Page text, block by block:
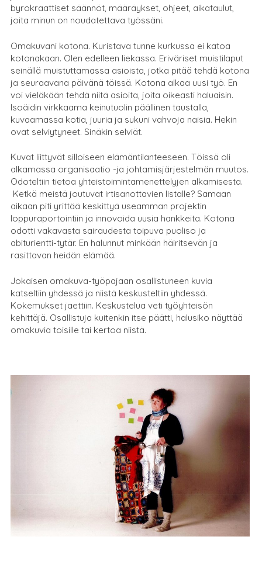
byrokraattiset säännöt, määräykset, ohjeet, aikataulut,
joita minun on noudatettava työssäni.
Omakuvani kotona. Kuristava tunne kurkussa ei katoa
kotonakaan. Olen edelleen liekassa. Eriväriset muistilaput
seinällä muistuttamassa asioista, jotka pitää tehdä kotona
ja seuraavana päivänä töissä. Kotona alkaa uusi työ. En
voi vieläkään tehdä niitä asioita, joita oikeasti haluaisin.
Isoäidin virkkaama keinutuolin päällinen taustalla,
kuvaamassa kotia, juuria ja sukuni vahvoja naisia. Hekin
ovat selviytyneet. Sinäkin selviät.
Kuvat liittyvät silloiseen elämäntilanteeseen. Töissä oli
alkamassa organisaatio -ja johtamisjärjestelmän muutos.
Odoteltiin tietoa yhteistoimintamenettelyjen alkamisesta.
Ketkä meistä joutuvat irtisanottavien listalle? Samaan
aikaan piti yrittää keskittyä useamman projektin
loppuraportointiin ja innovoida uusia hankkeita. Kotona
odotti vakavasta sairaudesta toipuva puoliso ja
abiturientti-tytär. En halunnut minkään häiritsevän ja
rasittavan heidän elämää.
Jokaisen omakuva-työpajaan osallistuneen kuvia
katseltiin yhdessä ja niistä keskusteltiin yhdessä.
Kokemukset jaettiin. Keskustelua veti työyhteisön
kehittäjä. Osallistuja kuitenkin itse päätti, halusiko näyttää
omakuvia toisille tai kertoa niistä.